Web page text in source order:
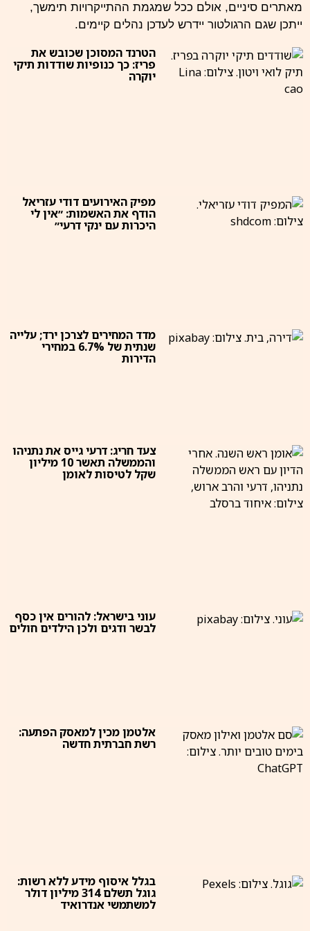
מאתרים סיניים, אולם ככל שמגמת ההתייקרויות תימשך,
ייתכן שגם הרגולטור יידרש לעדכן נהלים קיימים.
הטרנד המסוכן שכובש את
פריז: כך כנופיות שודדות תיקי
יוקרה
מפיק האירועים דודי עזריאל
הודף את האשמות: ״אין לי
היכרות עם ינקי דרעי״
מדד המחירים לצרכן ירד; עלייה
שנתית של 6.7% במחירי
הדירות
צעד חריג: דרעי גייס את נתניהו
והממשלה תאשר 10 מיליון
שקל לטיסות לאומן
עוני בישראל: להורים אין כסף
לבשר ודגים ולכן הילדים חולים
אלטמן מכין למאסק הפתעה:
רשת חברתית חדשה
בגלל איסוף מידע ללא רשות:
גוגל תשלם 314 מיליון דולר
למשתמשי אנדרואיד